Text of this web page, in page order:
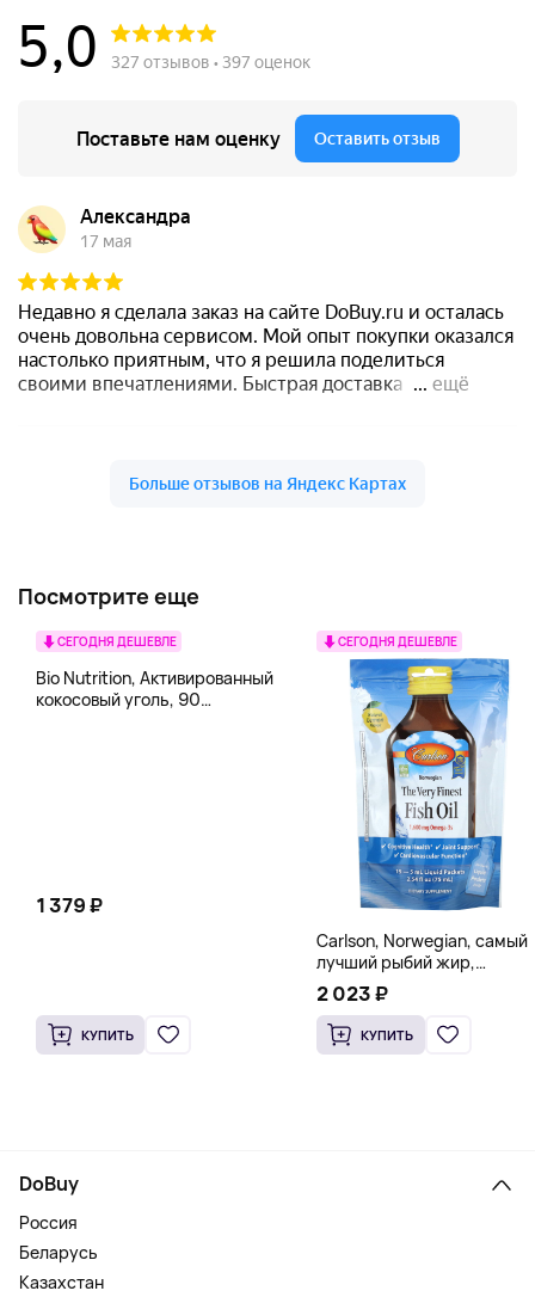
Посмотрите еще
СЕГОДНЯ ДЕШЕВЛЕ
Bio Nutrition, Активированный
кокосовый уголь, 90
1 379 ₽
КУПИТЬ
СЕГОДНЯ ДЕШЕВЛЕ
Carlson, Norwegian, самый
лучший рыбий жир,
натуральный лимон, 15
пакетиков (5 мл) каждый
2 023 ₽
КУПИТЬ
DoBuy
Россия
Беларусь
Казахстан